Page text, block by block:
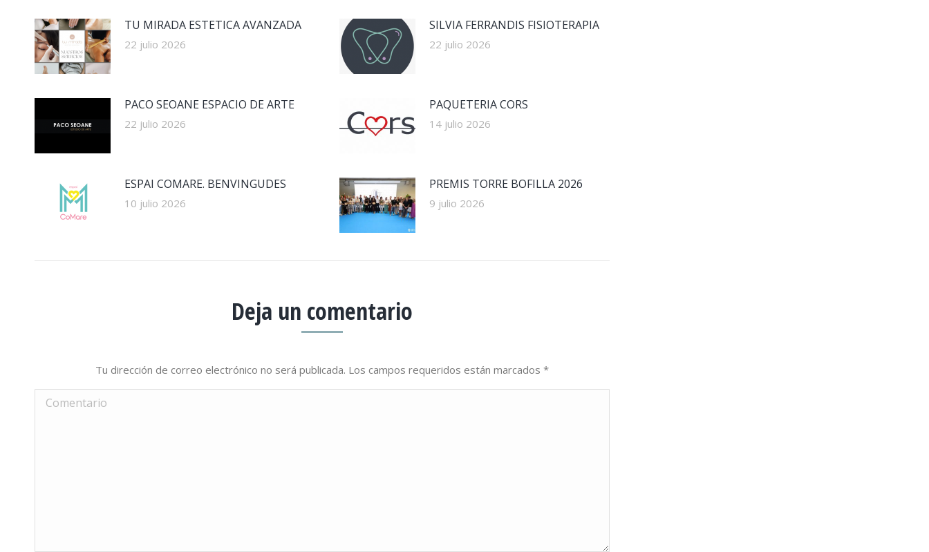
TU MIRADA ESTETICA AVANZADA
22 julio 2026
SILVIA FERRANDIS FISIOTERAPIA
22 julio 2026
PACO SEOANE ESPACIO DE ARTE
22 julio 2026
PAQUETERIA CORS
14 julio 2026
ESPAI COMARE. BENVINGUDES
10 julio 2026
PREMIS TORRE BOFILLA 2026
9 julio 2026
Deja un comentario
Tu dirección de correo electrónico no será publicada. Los campos requeridos están marcados *
Comentario